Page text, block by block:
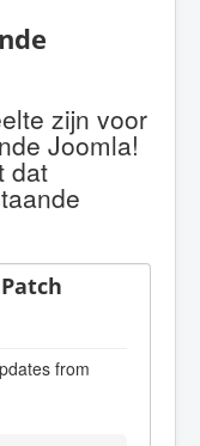
zijn voor
Joomla!
dat
from